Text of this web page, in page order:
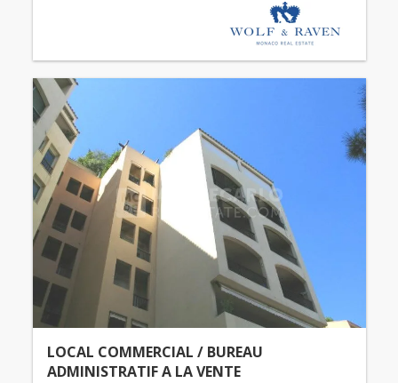
LOCAL COMMERCIAL / BUREAU
ADMINISTRATIF A LA VENTE